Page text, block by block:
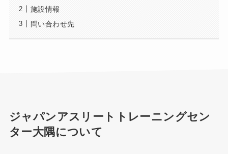
施設情報
問い合わせ先
ジャパンアスリートトレーニングセン
ター大隅について